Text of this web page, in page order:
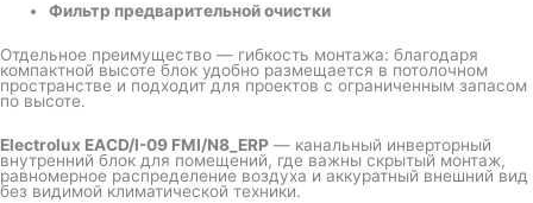
Фильтр предварительной очистки
Отдельное преимущество — гибкость монтажа: благодаря
компактной высоте блок удобно размещается в потолочном
пространстве и подходит для проектов с ограниченным запасом
по высоте.
Electrolux EACD/I-09 FMI/N8_ERP — канальный инверторный
внутренний блок для помещений, где важны скрытый монтаж,
равномерное распределение воздуха и аккуратный внешний вид
без видимой климатической техники.